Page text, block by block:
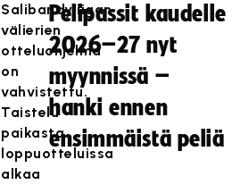
Salibandyliigan
välierien
otteluohjelma
on
vahvistettu.
Taistelu
paikasta
loppuotteluissa
alkaa
Pelipassit kaudelle
2026–27 nyt
myynnissä –
hanki ennen
ensimmäistä peliä